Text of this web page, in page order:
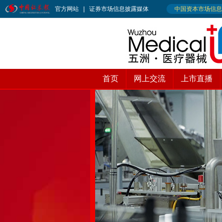
首页 网上交流 上市直播